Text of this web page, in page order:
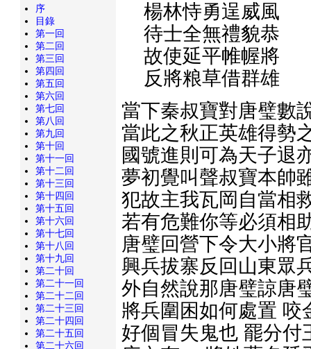
楊林恃勇逞威風
待士全無禮貌恭
故使延平帷幄將
反將粮草借群雄
當下秦叔寶對唐璧數
當此之秋正英雄得勢
國號進則可為天子退
夢初覺叫聲叔寶本帥
犯故主我瓦岡自當相
若有危難你等必須相
唐璧回營下令大小將
興兵拔寨反回山東眾
外自然說那唐璧諒唐
將兵圍困如何處置 咬
好個冒失鬼也 罷分付
序
目錄
第一回
第二回
第三回
第四回
第五回
第六回
第七回
第八回
第九回
第十回
第十一回
第十二回
第十三回
第十四回
第十五回
第十六回
第十七回
第十八回
第十九回
第二十回
第二十一回
第二十二回
第二十三回
第二十四回
第二十五回
第二十六回